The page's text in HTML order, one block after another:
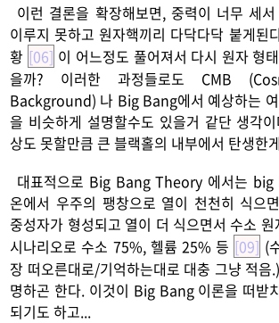
이런 결론을 확장해보면, 중력이 너무 세
이루지 못하고 원자핵끼리 다닥다닥 붙게된
황 [06] 이 어느정도 풀어져서 다시 원자 형
을까? 이러한 과정들로도 CMB
Background) 나 Big Bang에서 예상하는
을 비슷하게 설명할수도 있을거 같단 생각
상도 못할만큼 큰 블랙홀의 내부에서 탄생한
대표적으로 Big Bang Theory 에서는 big
온에서 우주의 팽창으로 열이 천천히 식으
중성자가 형성되고 열이 더 식으면서 수소
시나리오로 수소 75%, 헬륨 25% 등 [09] (
장 떠오른대로/기억하는대로 대충 그냥 적음
명하곤 한다. 이것이 Big Bang 이론을 떠받
되기도 하고...